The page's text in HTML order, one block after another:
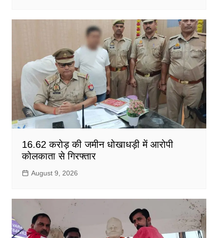
16.62 करोड़ की जमीन धोखाधड़ी में आरोपी
कोलकाता से गिरफ्तार
August 9, 2026